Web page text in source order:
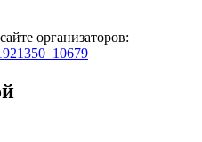
организаторов: